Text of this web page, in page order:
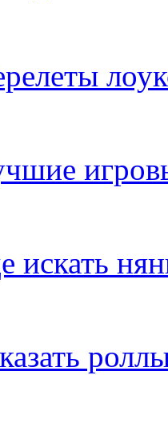
искать